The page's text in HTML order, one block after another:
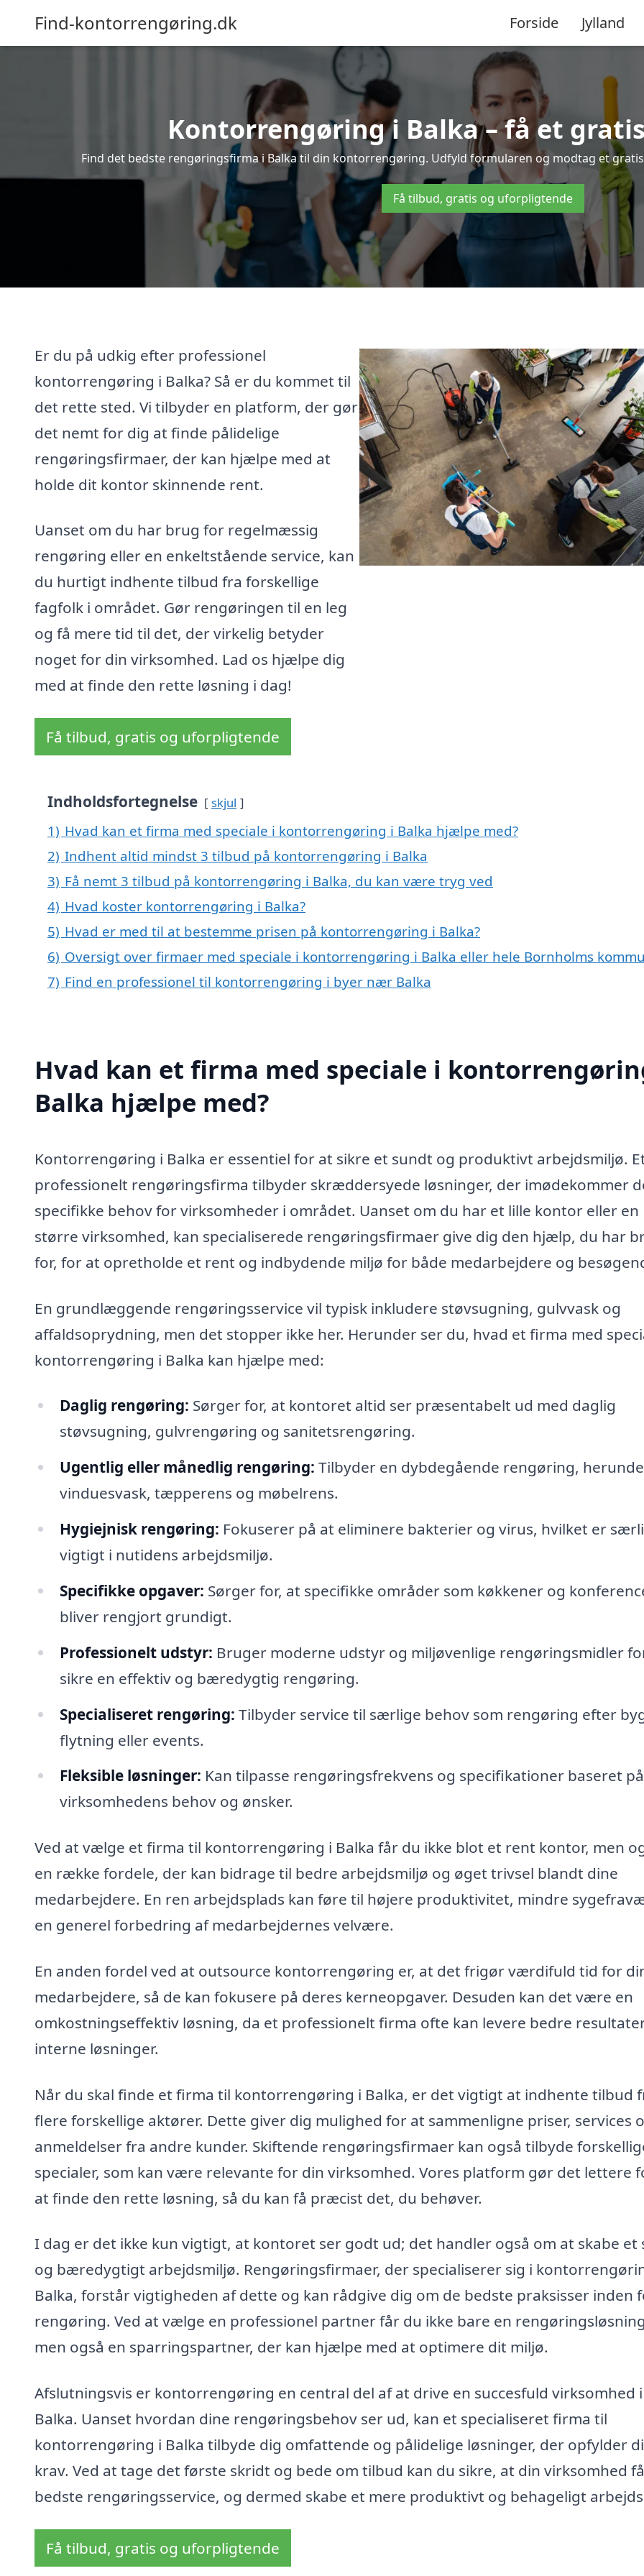
Find-kontorrengøring.dk Forside Jylland
Kontorrengøring i Balka – få et
Find det bedste rengøringsfirma i Balka til din kontorrengøring. Udfyld formularen og modtag et
Få tilbud, gratis og uforpligtende
Er du på udkig efter professionel
kontorrengøring i Balka? Så er du kommet til
det rette sted. Vi tilbyder en platform, der gør
det nemt for dig at finde pålidelige
rengøringsfirmaer, der kan hjælpe med at
holde dit kontor skinnende rent.
Uanset om du har brug for regelmæssig
rengøring eller en enkeltstående service, kan
du hurtigt indhente tilbud fra forskellige
fagfolk i området. Gør rengøringen til en leg
og få mere tid til det, der virkelig betyder
noget for din virksomhed. Lad os hjælpe dig
med at finde den rette løsning i dag!
Få tilbud, gratis og uforpligtende
Indholdsfortegnelse skjul
1) Hvad kan et firma med speciale i kontorrengøring i Balka hjælpe med?
2) Indhent altid mindst 3 tilbud på kontorrengøring i Balka
3) Få nemt 3 tilbud på kontorrengøring i Balka, du kan være tryg ved
4) Hvad koster kontorrengøring i Balka?
5) Hvad er med til at bestemme prisen på kontorrengøring i Balka?
6) Oversigt over firmaer med speciale i kontorrengøring i Balka eller hele Bornholms
7) Find en professionel til kontorrengøring i byer nær Balka
Hvad kan et firma med speciale i
Balka hjælpe med?
Kontorrengøring i Balka er essentiel for at sikre et sundt og produktivt arbejdsmiljø.
professionelt rengøringsfirma tilbyder skræddersyede løsninger, der imødekommer
specifikke behov for virksomheder i området. Uanset om du har et lille kontor eller en
større virksomhed, kan specialiserede rengøringsfirmaer give dig den hjælp, du har
for, for at opretholde et rent og indbydende miljø for både medarbejdere og
En grundlæggende rengøringsservice vil typisk inkludere støvsugning, gulvvask og
affaldsoprydning, men det stopper ikke her. Herunder ser du, hvad et firma med
kontorrengøring i Balka kan hjælpe med:
Daglig rengøring: Sørger for, at kontoret altid ser præsentabelt ud med daglig
støvsugning, gulvrengøring og sanitetsrengøring.
Ugentlig eller månedlig rengøring: Tilbyder en dybdegående rengøring,
vinduesvask, tæpperens og møbelrens.
Hygiejnisk rengøring: Fokuserer på at eliminere bakterier og virus, hvilket er
vigtigt i nutidens arbejdsmiljø.
Specifikke opgaver: Sørger for, at specifikke områder som køkkener og
bliver rengjort grundigt.
Professionelt udstyr: Bruger moderne udstyr og miljøvenlige rengøringsmidler
sikre en effektiv og bæredygtig rengøring.
Specialiseret rengøring: Tilbyder service til særlige behov som rengøring efter
flytning eller events.
Fleksible løsninger: Kan tilpasse rengøringsfrekvens og specifikationer baseret på
virksomhedens behov og ønsker.
Ved at vælge et firma til kontorrengøring i Balka får du ikke blot et rent kontor, men
en række fordele, der kan bidrage til bedre arbejdsmiljø og øget trivsel blandt dine
medarbejdere. En ren arbejdsplads kan føre til højere produktivitet, mindre
en generel forbedring af medarbejdernes velvære.
En anden fordel ved at outsource kontorrengøring er, at det frigør værdifuld tid for
medarbejdere, så de kan fokusere på deres kerneopgaver. Desuden kan det være en
omkostningseffektiv løsning, da et professionelt firma ofte kan levere bedre
interne løsninger.
Når du skal finde et firma til kontorrengøring i Balka, er det vigtigt at indhente tilbud
flere forskellige aktører. Dette giver dig mulighed for at sammenligne priser, services
anmeldelser fra andre kunder. Skiftende rengøringsfirmaer kan også tilbyde
specialer, som kan være relevante for din virksomhed. Vores platform gør det lettere
at finde den rette løsning, så du kan få præcist det, du behøver.
I dag er det ikke kun vigtigt, at kontoret ser godt ud; det handler også om at skabe et
og bæredygtigt arbejdsmiljø. Rengøringsfirmaer, der specialiserer sig i
Balka, forstår vigtigheden af dette og kan rådgive dig om de bedste praksisser inden
rengøring. Ved at vælge en professionel partner får du ikke bare en
men også en sparringspartner, der kan hjælpe med at optimere dit miljø.
Afslutningsvis er kontorrengøring en central del af at drive en succesfuld virksomhed i
Balka. Uanset hvordan dine rengøringsbehov ser ud, kan et specialiseret firma til
kontorrengøring i Balka tilbyde dig omfattende og pålidelige løsninger, der opfylder
krav. Ved at tage det første skridt og bede om tilbud kan du sikre, at din virksomhed
bedste rengøringsservice, og dermed skabe et mere produktivt og behageligt
Få tilbud, gratis og uforpligtende